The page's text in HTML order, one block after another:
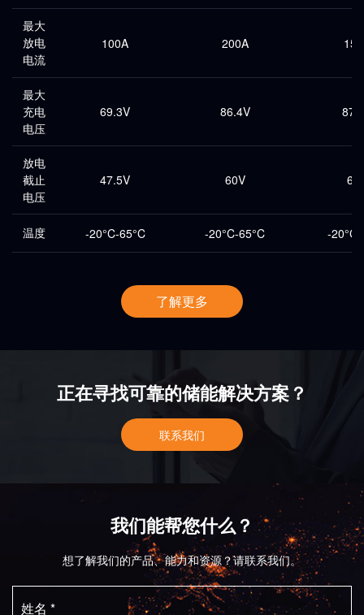
最大
放电
电流
100A 200A
最大
充电
电压
69.3V 86.4V
放电
截止
电压
47.5V 60V
温度 -20°C-65°C -20°C-65°C -
了解更多
正在寻找可靠的储能解决方案？
联系我们
我们能帮您什么？
想了解我们的产品、能力和资源？请联系我们。